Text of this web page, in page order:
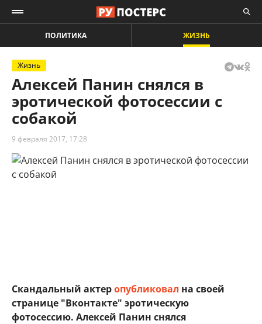
ПОЛИТИКА ЖИЗНЬ
Жизнь
Алексей Панин снялся в
эротической фотосессии с
собакой
9 февраля 2017, 17:28
Скандальный актеропубликовал на своей
странице "Вконтакте" эротическую
фотосессию. Алексей Панин снялся